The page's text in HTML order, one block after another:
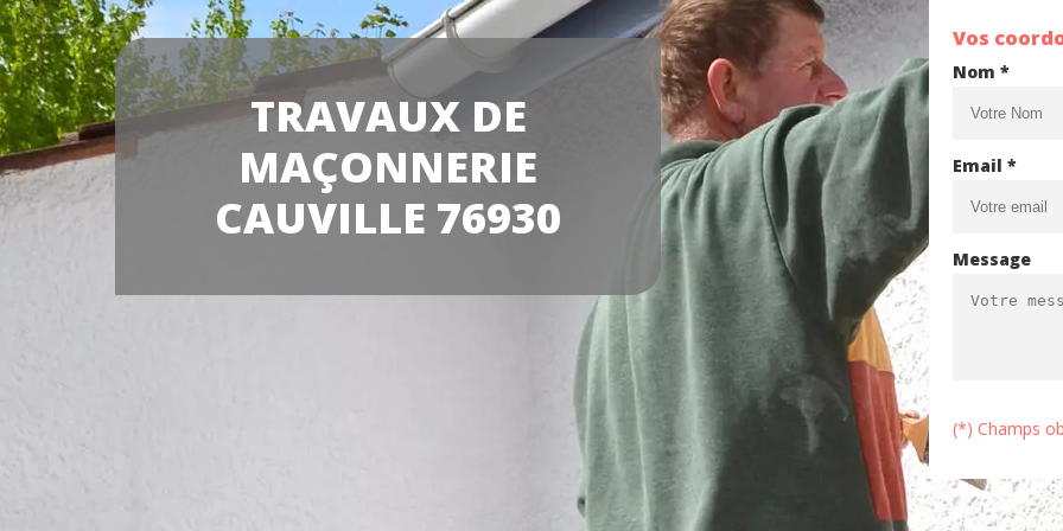
TRAVAUX DE
MAÇONNERIE
CAUVILLE 76930
Vos
Nom *
Email *
Message
(*) Champs